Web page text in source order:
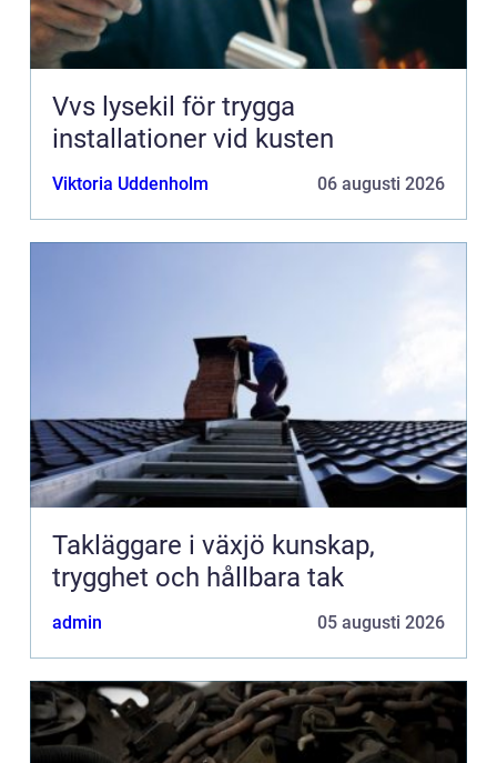
Vvs lysekil för trygga
installationer vid kusten
Viktoria Uddenholm 06 augusti 2026
Takläggare i växjö kunskap,
trygghet och hållbara tak
admin 05 augusti 2026